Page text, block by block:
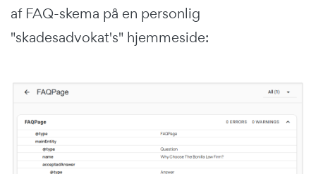
af FAQ-skema på en personlig
"skadesadvokat's" hjemmeside: